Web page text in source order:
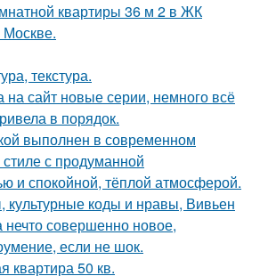
квартиры 36 м 2 в ЖК
Москве.
текстура.
на сайт новые серии, немного всё
в порядок.
выполнен в современном
с продуманной
и спокойной, тёплой атмосферой.
культурные коды и нравы, Вивьен
нечто совершенно новое,
если не шок.
квартира 50 кв.